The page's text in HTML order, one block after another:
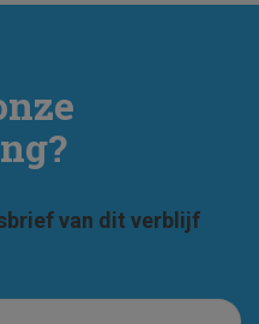
van dit verblijf